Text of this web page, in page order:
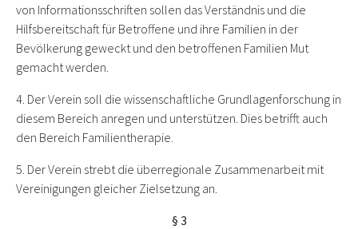
von Informationsschriften sollen das Verständnis und die
Hilfsbereitschaft für Betroffene und ihre Familien in der
Bevölkerung geweckt und den betroffenen Familien Mut
gemacht werden.
4. Der Verein soll die wissenschaftliche Grundlagenforschung in
diesem Bereich anregen und unterstützen. Dies betrifft auch
den Bereich Familientherapie.
5. Der Verein strebt die überregionale Zusammenarbeit mit
Vereinigungen gleicher Zielsetzung an.
§ 3